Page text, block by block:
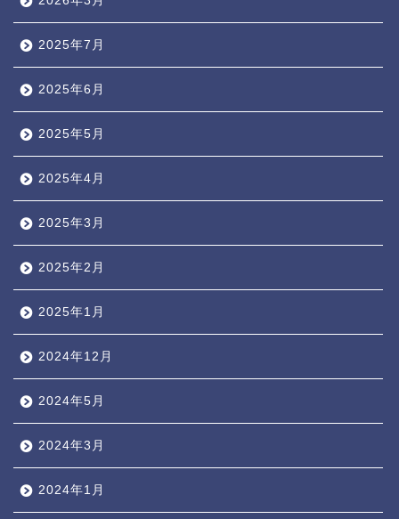
2025年7月
2025年6月
2025年5月
2025年4月
2025年3月
2025年2月
2025年1月
2024年12月
2024年5月
2024年3月
2024年1月